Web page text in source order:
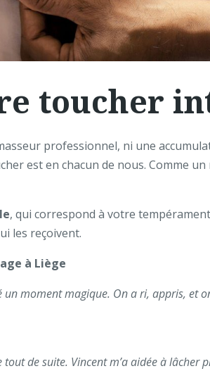
toucher
professionnel, ni une
est en chacun de nous. Comme
, qui correspond à votre
les reçoivent.
à Liège
moment magique. On a ri, appris, et
de suite. Vincent m’a aidée à